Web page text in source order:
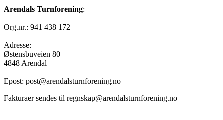
Arendals Turnforening:
Org.nr.: 941 438 172
Adresse:
Østensbuveien 80
4848 Arendal
Epost: post@arendalsturnforening.no
Fakturaer sendes til regnskap@arendalsturnforening.no